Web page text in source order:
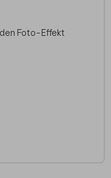
Foto-Effekt